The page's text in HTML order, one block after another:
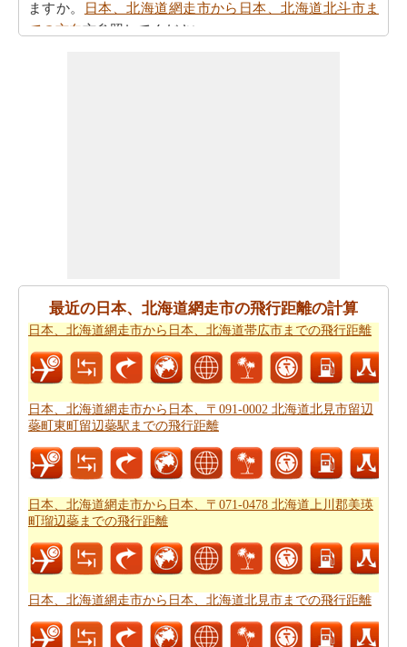
ますか。
日本、北海道網走市から日本、北海道北斗市ま
での方向方参照してください。
い。
日本、北海道網走市から日本、北海道北斗市まで飛行機
で旅行をお探しですか。あなたはまた、日本、北海道網
走市から日本、北海道北斗市までの飛行時間 を知ること
新しい場所に行くの後、あなたの目的地へのルートを知
ることが重要です。場合はルートを認識していません、
あなたは日本、北海道網走市から日本、北海道北斗市ま
での道路ルートプランをチェックすることができます。
かかるどのくらい知ってはいけませんか。あなたは日
本、北海道網走市から日本、北海道北斗市までの旅行の
費用
をもらいます。
最近の日本、北海道網走市の飛行距離の計算
日本、北海道網走市から日本、北海道帯広市までの飛行距離
日本、北海道網走市から日本、〒091-0002 北海道北見市留辺
蘂町東町留辺蘂駅までの飛行距離
日本、北海道網走市から日本、〒071-0478 北海道上川郡美瑛
町瑠辺蘂までの飛行距離
日本、北海道網走市から日本、北海道北見市までの飛行距離